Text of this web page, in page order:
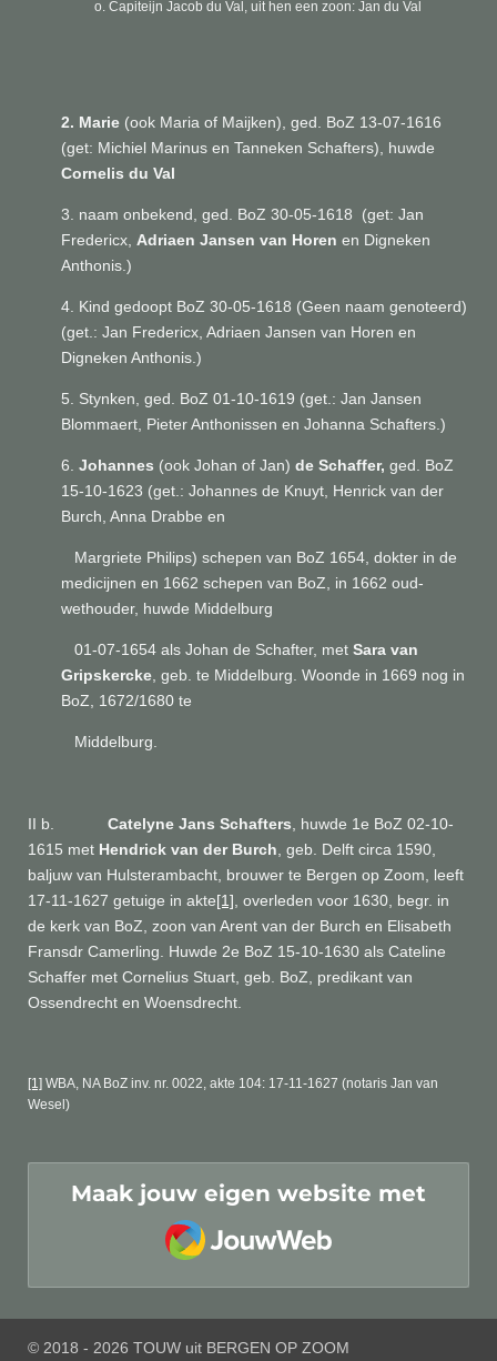
o. Capiteijn Jacob du Val, uit hen een zoon: Jan du Val
2. Marie (ook Maria of Maijken), ged. BoZ 13-07-1616
(get: Michiel Marinus en Tanneken Schafters), huwde
Cornelis du Val
3. naam onbekend, ged. BoZ 30-05-1618 (get: Jan
Fredericx, Adriaen Jansen van Horen en Digneken
Anthonis.)
4. Kind gedoopt BoZ 30-05-1618 (Geen naam genoteerd)
(get.: Jan Fredericx, Adriaen Jansen van Horen en
Digneken Anthonis.)
5. Stynken, ged. BoZ 01-10-1619 (get.: Jan Jansen
Blommaert, Pieter Anthonissen en Johanna Schafters.)
6. Johannes (ook Johan of Jan) de Schaffer, ged. BoZ
15-10-1623 (get.: Johannes de Knuyt, Henrick van der
Burch, Anna Drabbe en
Margriete Philips) schepen van BoZ 1654, dokter in de
medicijnen en 1662 schepen van BoZ, in 1662 oud-
wethouder, huwde Middelburg
01-07-1654 als Johan de Schafter, met Sara van
Gripskercke , geb. te Middelburg. Woonde in 1669 nog in
BoZ, 1672/1680 te
Middelburg.
II b. Catelyne Jans Schafters , huwde 1e BoZ 02-10-
1615 met Hendrick van der Burch , geb. Delft circa 1590,
baljuw van Hulsterambacht, brouwer te Bergen op Zoom, leeft
17-11-1627 getuige in akte[1] , overleden voor 1630, begr. in
de kerk van BoZ, zoon van Arent van der Burch en Elisabeth
Fransdr Camerling. Huwde 2e BoZ 15-10-1630 als Cateline
Schaffer met Cornelius Stuart, geb. BoZ, predikant van
Ossendrecht en Woensdrecht.
[1] WBA, NA BoZ inv. nr. 0022, akte 104: 17-11-1627 (notaris Jan van
Wesel)
Maak jouw eigen website met
JouwWeb
© 2018 - 2026 TOUW uit BERGEN OP ZOOM